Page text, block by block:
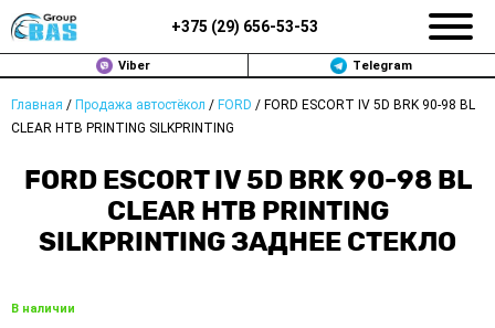
+375 (29) 656-53-53
Viber Telegram
Главная / Продажа автостёкол / FORD / FORD ESCORT IV 5D BRK 90-98 BL
CLEAR HTB PRINTING SILKPRINTING
FORD ESCORT IV 5D BRK 90-98 BL
CLEAR HTB PRINTING
SILKPRINTING ЗАДНЕЕ СТЕКЛО
В наличии
ЗАМЕНА АВТОСТЕКОЛ В МИНСКЕ
ПРОДАЖА АВТОСТЁКОЛ